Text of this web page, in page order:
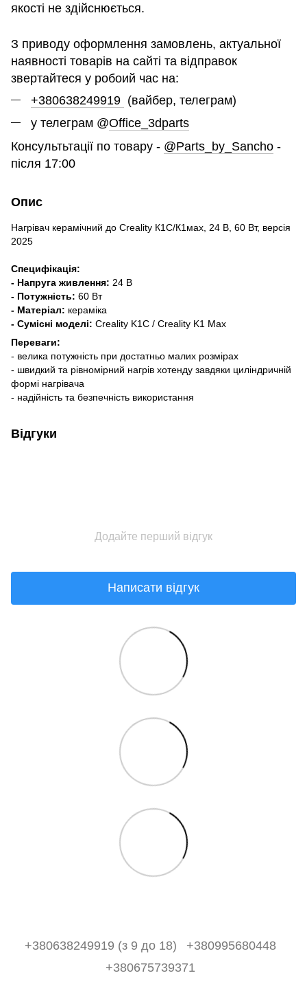
якості не здійснюється.
З приводу оформлення замовлень, актуальної
наявності товарів на сайті та відправок
звертайтеся у робоий час на:
+380638249919 (вайбер, телеграм)
у телеграм @Office_3dparts
Консультьтації по товару - @Parts_by_Sancho -
після 17:00
Опис
Нагрівач керамічний до Creality К1С/К1мах, 24 В, 60 Вт, версія
2025
Специфікація:
- Напруга живлення: 24 В
- Потужність: 60 Вт
- Матеріал: кераміка
- Сумісні моделі: Creality K1С / Creality K1 Max
Переваги:
- велика потужність при достатньо малих розмірах
- швидкий та рівномірний нагрів хотенду завдяки циліндричній
формі нагрівача
- надійність та безпечність використання
Відгуки
Додайте перший відгук
Написати відгук
+380638249919 (з 9 до 18)
+380995680448
+380675739371